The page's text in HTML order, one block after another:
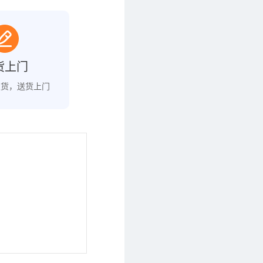
门
，送货上门